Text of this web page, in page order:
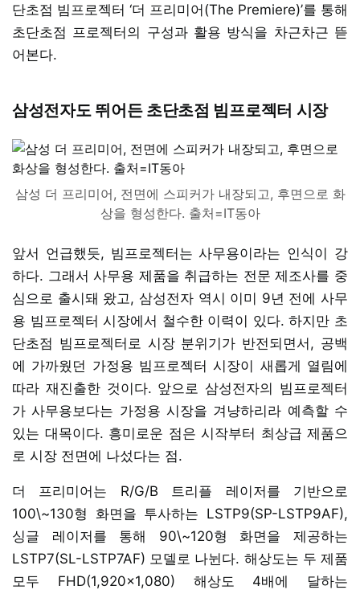
단초점 빔프로젝터 ‘더 프리미어(The Premiere)’를 통해
초단초점 프로젝터의 구성과 활용 방식을 차근차근 뜯
어본다.
삼성전자도 뛰어든 초단초점 빔프로젝터 시장
삼성 더 프리미어, 전면에 스피커가 내장되고, 후면으로 화
상을 형성한다. 출처=IT동아
앞서 언급했듯, 빔프로젝터는 사무용이라는 인식이 강
하다. 그래서 사무용 제품을 취급하는 전문 제조사를 중
심으로 출시돼 왔고, 삼성전자 역시 이미 9년 전에 사무
용 빔프로젝터 시장에서 철수한 이력이 있다. 하지만 초
단초점 빔프로젝터로 시장 분위기가 반전되면서, 공백
에 가까웠던 가정용 빔프로젝터 시장이 새롭게 열림에
따라 재진출한 것이다. 앞으로 삼성전자의 빔프로젝터
가 사무용보다는 가정용 시장을 겨냥하리라 예측할 수
있는 대목이다. 흥미로운 점은 시작부터 최상급 제품으
로 시장 전면에 나섰다는 점.
더 프리미어는 R/G/B 트리플 레이저를 기반으로
100\~130형 화면을 투사하는 LSTP9(SP-LSTP9AF),
싱글 레이저를 통해 90\~120형 화면을 제공하는
LSTP7(SL-LSTP7AF) 모델로 나뉜다. 해상도는 두 제품
모두 FHD(1,920x1,080) 해상도 4배에 달하는